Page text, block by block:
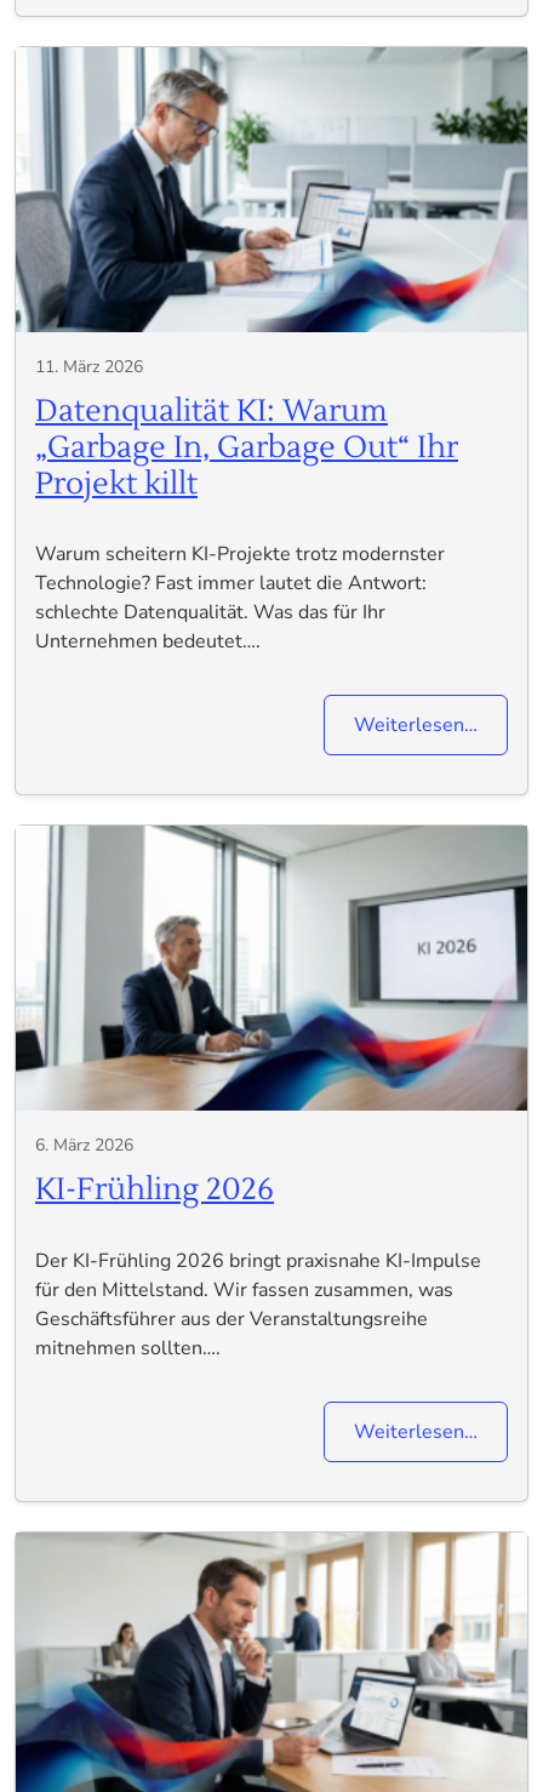
11. März 2026
Datenqualität KI: Warum
„Garbage In, Garbage Out“ Ihr
Projekt killt
Warum scheitern KI-Projekte trotz modernster
Technologie? Fast immer lautet die Antwort:
schlechte Datenqualität. Was das für Ihr
Unternehmen bedeutet….
Weiterlesen…
6. März 2026
KI-Frühling 2026
Der KI-Frühling 2026 bringt praxisnahe KI-Impulse
für den Mittelstand. Wir fassen zusammen, was
Geschäftsführer aus der Veranstaltungsreihe
mitnehmen sollten….
Weiterlesen…